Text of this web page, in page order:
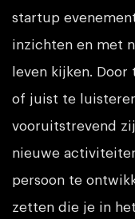
startup
inzichten en met
leven kijken.
of juist te
vooruitstrevend
nieuwe
persoon te
zetten die je in